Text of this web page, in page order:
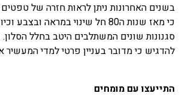
בשנים האחרונות ניתן לראות חזרה של טפטים
כי מאז שנות ה80 חל שינוי במראה
סגנונות שונים המשתלבים היטב בחלל
להדגיש כי מדובר בעניין פרטי למדי
התייעצו עם מומחים